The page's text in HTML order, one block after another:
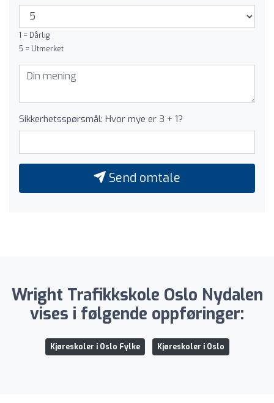
1 = Dårlig
5 = Utmerket
Sikkerhetsspørsmål: Hvor mye er 3 + 1?
Send omtale
Wright Trafikkskole Oslo Nydalen
vises i følgende oppføringer:
Kjøreskoler i Oslo Fylke Kjøreskoler i Oslo